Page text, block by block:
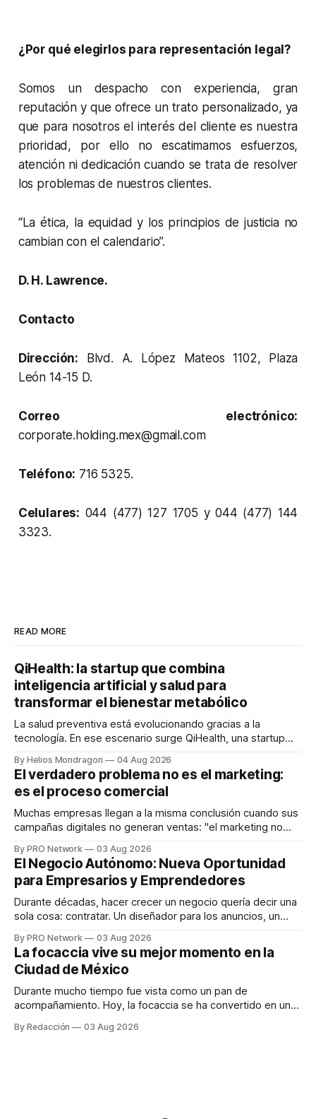
¿Por qué elegirlos para representación legal?
Somos un despacho con experiencia, gran
reputación y que ofrece un trato personalizado, ya
que para nosotros el interés del cliente es nuestra
prioridad, por ello no escatimamos esfuerzos,
atención ni dedicación cuando se trata de resolver
los problemas de nuestros clientes.
“La ética, la equidad y los principios de justicia no
cambian con el calendario”.
D. H. Lawrence.
Contacto
Dirección: Blvd. A. López Mateos 1102, Plaza
León 14-15 D.
Correo electrónico:
corporate.holding.mex@gmail.com
Teléfono: 716 5325.
Celulares: 044 (477) 127 1705 y 044 (477) 144
3323.
READ MORE
QiHealth: la startup que combina
inteligencia artificial y salud para
transformar el bienestar metabólico
La salud preventiva está evolucionando gracias a la
tecnología. En ese escenario surge QiHealth, una startup
dispositivos inteligentes, inteligencia artificial y monitoreo
en tiempo real para ayudar a las personas a tomar mejores
decisiones sobre su salud metabólica. Su propuesta busca
responder
By Helios Mondragon 04 Aug 2026
El verdadero problema no es el marketing:
es el proceso comercial
Muchas empresas llegan a la misma conclusión cuando sus
campañas digitales no generan ventas: "el marketing no
INTERIUS, el problema suele estar en otro lugar. Durante
una entrevista para el podcast SER PRO, el especialista en
marketing digital explicó que
By PRO Network 03 Aug 2026
El Negocio Autónomo: Nueva Oportunidad
para Empresarios y Emprendedores
Durante décadas, hacer crecer un negocio quería decir una
sola cosa: contratar. Un diseñador para los anuncios, un
para los textos, alguien que supiera de publicidad digital
para encontrar prospectos, un vendedor para atender
llamadas y mensajes, y —con suerte— una persona
By PRO Network 03 Aug 2026
La focaccia vive su mejor momento en la
Ciudad de México
Durante mucho tiempo fue vista como un pan de
acompañamiento. Hoy, la focaccia se ha convertido en uno
artesanal, ingredientes de calidad y experiencias que
By Redacción 03 Aug 2026